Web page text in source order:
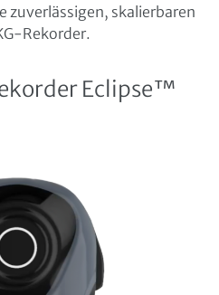
zuverlässigen, skalierbaren
Rekorder.
Eclipse™